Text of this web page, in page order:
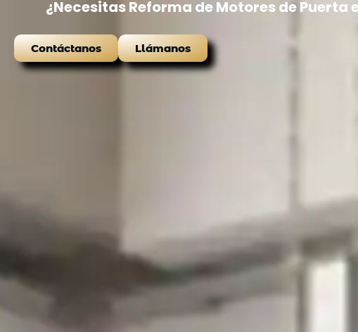
¿Necesitas Reforma de Motores de Puerta
Contáctanos Llámanos